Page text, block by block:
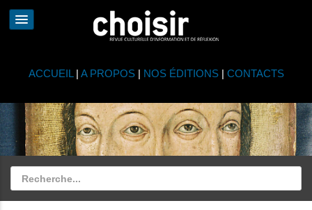
ACCUEIL | A PROPOS| NOS ÉDITIONS| CONTACTS